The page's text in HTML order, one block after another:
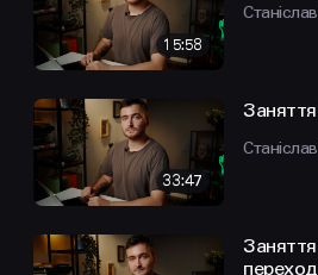
15:58
33:47
Заняття